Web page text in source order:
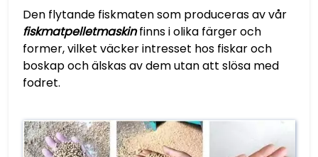
Den flytande fiskmaten som produceras av vår
fiskmatpelletmaskinfinns i olika färger och
former, vilket väcker intresset hos fiskar och
boskap och älskas av dem utan att slösa med
fodret.